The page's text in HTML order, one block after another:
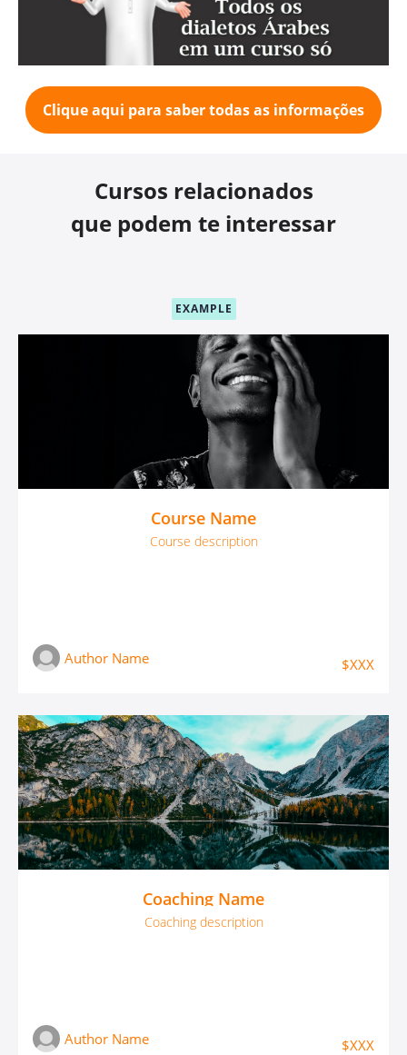
Clique aqui para saber todas as informações
Cursos relacionados
que podem te interessar
EXAMPLE
Course Name
Course description
Author Name $XXX
Coaching Name
Coaching description
Author Name $XXX